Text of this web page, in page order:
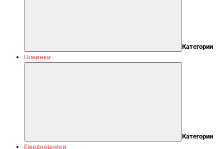
Категории
Новинки
Категории
Ежедневники